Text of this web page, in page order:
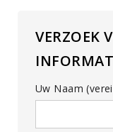
VERZOEK
Uw Naam